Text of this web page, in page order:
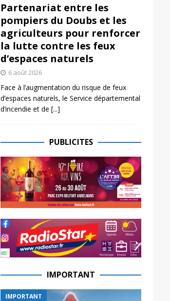
Partenariat entre les
pompiers du Doubs et les
agriculteurs pour renforcer
la lutte contre les feux
d’espaces naturels
6 août 2026
Face à l’augmentation du risque de feux
d’espaces naturels, le Service départemental
d’incendie et de [...]
PUBLICITES
IMPORTANT
IMPORTANT